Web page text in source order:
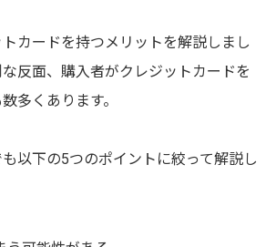
カードを持つメリットを解説しまし
反面、購入者がクレジットカードを
多くあります。
以下の5つのポイントに絞って解説し